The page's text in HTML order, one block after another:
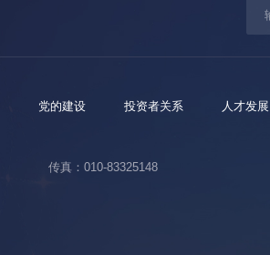
党的建设 投资者关系 人才发展
传真：010-83325148